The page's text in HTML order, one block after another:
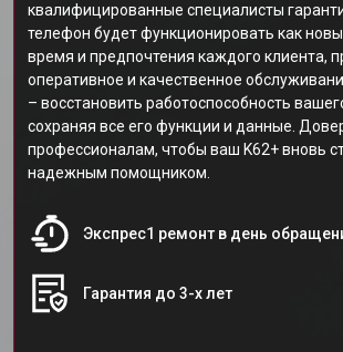
квалифицированные специалисты
телефон будет функционировать как
время и предпочтения каждого клиента,
оперативное и качественное
– восстановить работоспособность
сохраняя все его функции и данные.
профессионалам, чтобы ваш K62+ вновь
надежным помощником.
Экспрес1 ремонт в день
Гарантия до 3-х лет